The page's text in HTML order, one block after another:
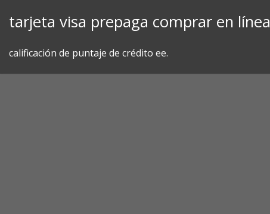
tarjeta visa prepaga comprar en línea
calificación de puntaje de crédito ee.